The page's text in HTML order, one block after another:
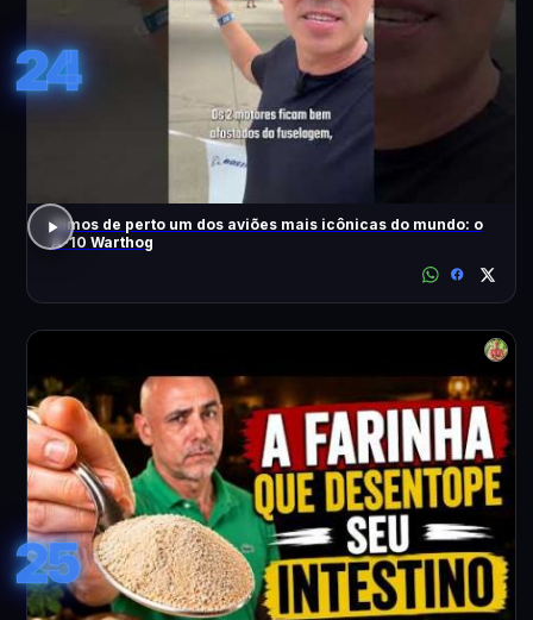
24
Vimos de perto um dos aviões mais icônicas do mundo: o
A-10 Warthog
25